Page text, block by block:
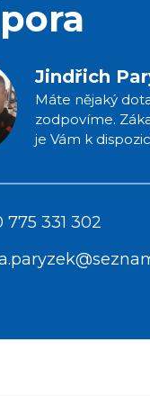
Jindřich
Máte nějaký
zodpovíme.
je Vám k
775 331 302